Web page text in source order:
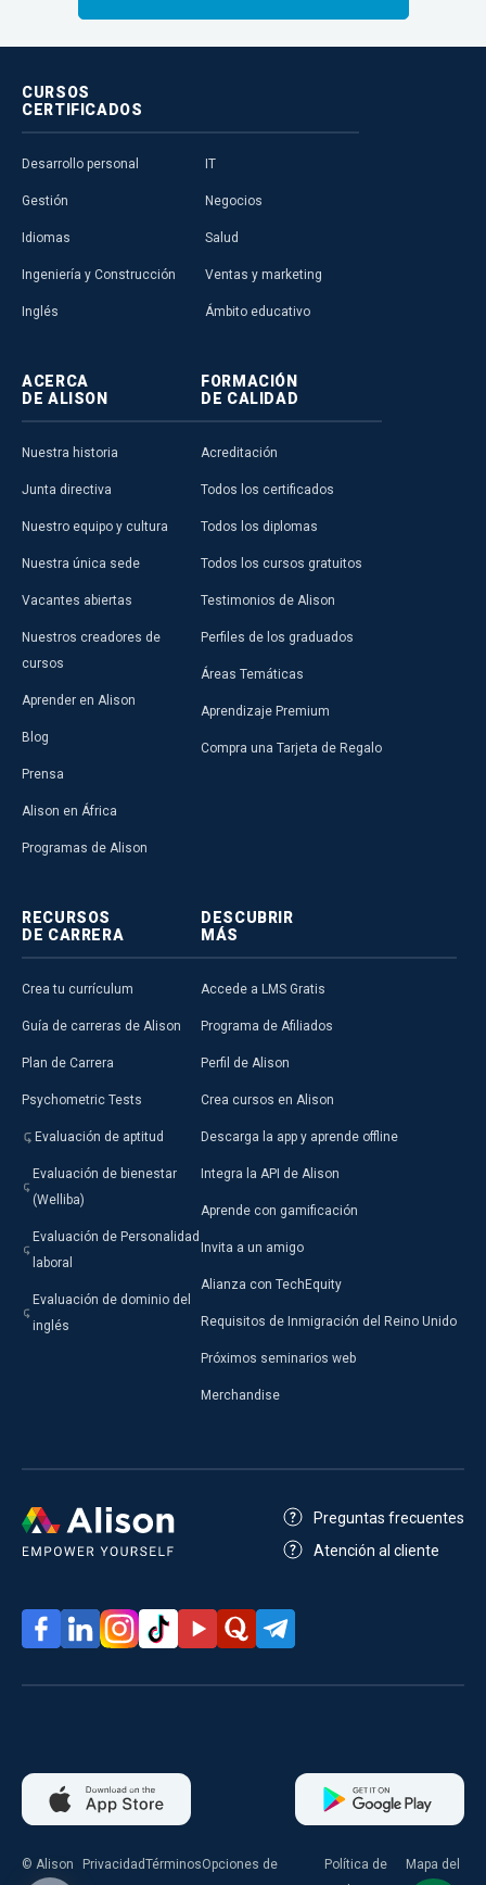
CURSOS
CERTIFICADOS
Desarrollo personal
Gestión
Idiomas
Ingeniería y Construcción
Inglés
IT
Negocios
Salud
Ventas y marketing
Ámbito educativo
ACERCA
DE ALISON
Nuestra historia
Junta directiva
Nuestro equipo y cultura
Nuestra única sede
Vacantes abiertas
Nuestros creadores de
cursos
Aprender en Alison
Blog
Prensa
Alison en África
Programas de Alison
FORMACIÓN
DE CALIDAD
Acreditación
Todos los certificados
Todos los diplomas
Todos los cursos gratuitos
Testimonios de Alison
Perfiles de los graduados
Áreas Temáticas
Aprendizaje Premium
Compra una Tarjeta de Regalo
RECURSOS
DE CARRERA
Crea tu currículum
Guía de carreras de Alison
Plan de Carrera
Psychometric Tests
Evaluación de aptitud
Evaluación de bienestar
(Welliba)
Evaluación de Personalidad
laboral
Evaluación de dominio del
inglés
DESCUBRIR
MÁS
Accede a LMS Gratis
Programa de Afiliados
Perfil de Alison
Crea cursos en Alison
Descarga la app y aprende offline
Integra la API de Alison
Aprende con gamificación
Invita a un amigo
Alianza con TechEquity
Requisitos de Inmigración del Reino Unido
Próximos seminarios web
Merchandise
Preguntas frecuentes
Atención al cliente
© Alison
PrivacidadTérminosOpciones de
Política de
Mapa del